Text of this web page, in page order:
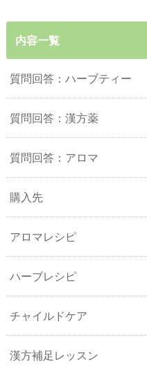
内容一覧
質問回答：ハーブティー
質問回答：漢方薬
質問回答：アロマ
購入先
アロマレシピ
ハーブレシピ
チャイルドケア
漢方補足レッスン